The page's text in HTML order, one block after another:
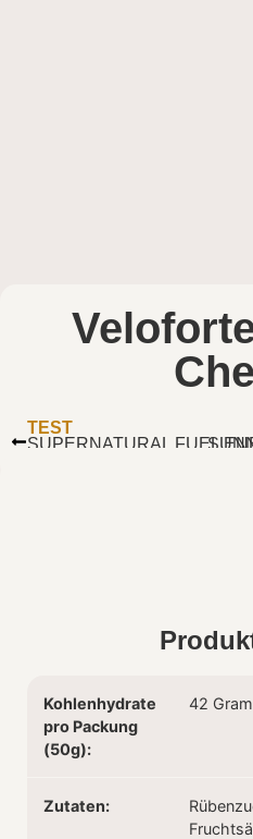
TEST
SUPERNATURAL FUEL
Kohlenhydrate
pro Packung
(50g):
42
Zutaten: